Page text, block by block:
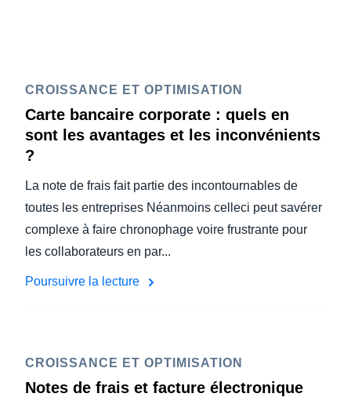
CROISSANCE ET OPTIMISATION
Carte bancaire corporate : quels en
sont les avantages et les inconvénients
?
La note de frais fait partie des incontournables de
toutes les entreprises Néanmoins celleci peut savérer
complexe à faire chronophage voire frustrante pour
les collaborateurs en par...
Poursuivre la lecture
CROISSANCE ET OPTIMISATION
Notes de frais et facture électronique